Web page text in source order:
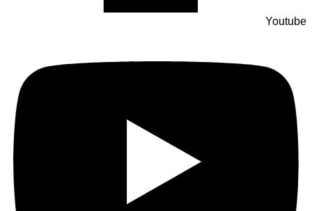
Youtube